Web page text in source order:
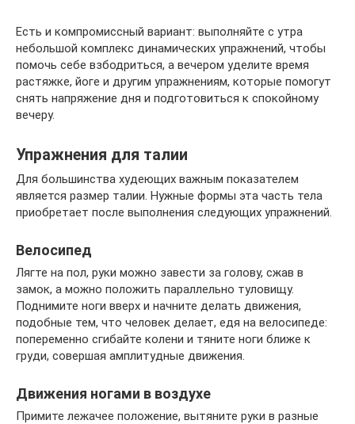
Есть и компромиссный вариант: выполняйте с утра
небольшой комплекс динамических упражнений, чтобы
помочь себе взбодриться, а вечером уделите время
растяжке, йоге и другим упражнениям, которые помогут
снять напряжение дня и подготовиться к спокойному
вечеру.
Упражнения для талии
Для большинства худеющих важным показателем
является размер талии. Нужные формы эта часть тела
приобретает после выполнения следующих упражнений.
Велосипед
Лягте на пол, руки можно завести за голову, сжав в
замок, а можно положить параллельно туловищу.
Поднимите ноги вверх и начните делать движения,
подобные тем, что человек делает, едя на велосипеде:
попеременно сгибайте колени и тяните ноги ближе к
груди, совершая амплитудные движения.
Движения ногами в воздухе
Примите лежачее положение, вытяните руки в разные